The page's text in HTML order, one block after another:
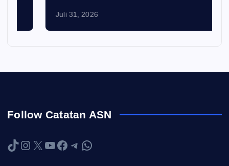
Juli 31, 2026
Follow Catatan ASN
TikTok Instagram X YouTube Facebook Telegram WhatsApp